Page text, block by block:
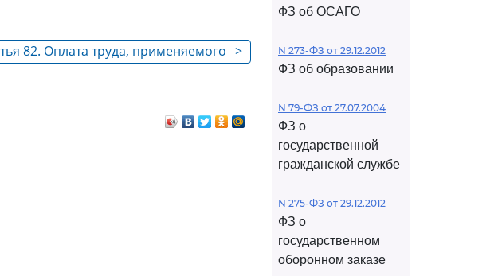
>
82. Оплата труда, применяемого
ФЗ об ОСАГО
N 273-ФЗ от 29.12.2012
ФЗ об образовании
N 79-ФЗ от 27.07.2004
ФЗ о
государственной
гражданской службе
N 275-ФЗ от 29.12.2012
ФЗ о
государственном
оборонном заказе